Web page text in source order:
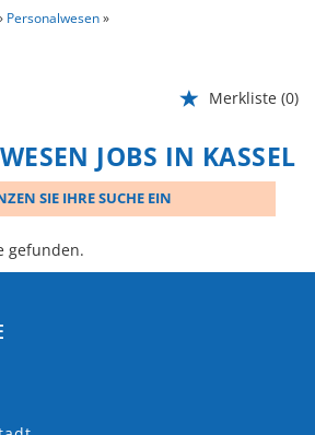
Personalwesen
Merkliste (0)
JOBS IN KASSEL
SIE IHRE SUCHE EIN
gefunden.